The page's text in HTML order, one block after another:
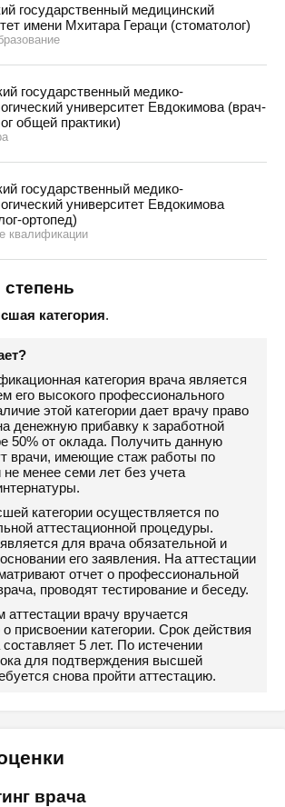
государственный медицинский
имени Мхитара Гераци (стоматолог)
государственный медико-
университет Евдокимова (врач-
общей практики)
государственный медико-
университет Евдокимова
ортопед)
квалификации
степень
категория.
категория врача является
его высокого профессионального
этой категории дает врачу право
денежную прибавку к заработной
50% от оклада. Получить данную
врачи, имеющие стаж работы по
не менее семи лет без учета
категории осуществляется по
аттестационной процедуры.
для врача обязательной и
его заявления. На аттестации
отчет о профессиональной
проводят тестирование и беседу.
аттестации врачу вручается
присвоении категории. Срок действия
5 лет. По истечении
для подтверждения высшей
снова пройти аттестацию.
врача